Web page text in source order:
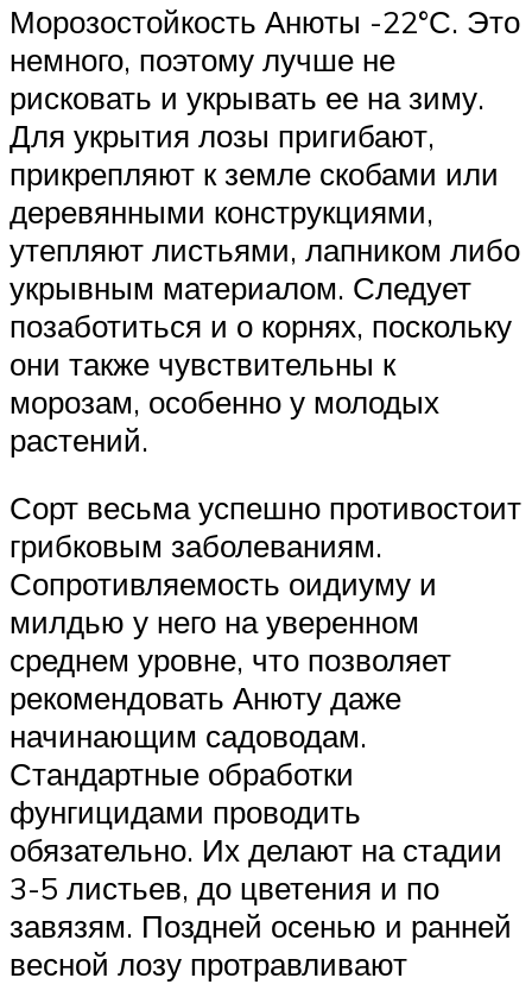
Морозостойкость Анюты -22°С. Это
немного, поэтому лучше не
рисковать и укрывать ее на зиму.
Для укрытия лозы пригибают,
прикрепляют к земле скобами или
деревянными конструкциями,
утепляют листьями, лапником либо
укрывным материалом. Следует
позаботиться и о корнях, поскольку
они также чувствительны к
морозам, особенно у молодых
растений.
Сорт весьма успешно противостоит
грибковым заболеваниям.
Сопротивляемость оидиуму и
милдью у него на уверенном
среднем уровне, что позволяет
рекомендовать Анюту даже
начинающим садоводам.
Стандартные обработки
фунгицидами проводить
обязательно. Их делают на стадии
3-5 листьев, до цветения и по
завязям. Поздней осенью и ранней
весной лозу протравливают